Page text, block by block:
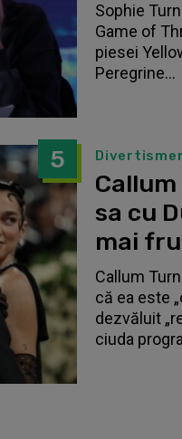
Sophie
Game of
piesei
Peregrine...
5
sa cu
mai
Callum
că ea este
dezvăluit
ciuda